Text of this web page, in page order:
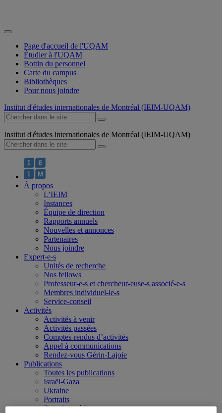
Page d'accueil de l'UQAM
Étudier à l'UQAM
Bottin du personnel
Carte du campus
Bibliothèques
Pour nous joindre
Institut d'études internationales de Montréal (IEIM-UQAM)
Institut d'études internationales de Montréal (IEIM-UQAM)
À propos
L’IEIM
Instances
Équipe de direction
Rapports annuels
Nouvelles et annonces
Partenaires
Nous joindre
Expert-e-s
Unités de recherche
Nos fellows
Professeur-e-s et chercheur-euse-s associé-e-s
Membres individuel-le-s
Service-conseil
Activités
Activités à venir
Activités passées
Comptes-rendus d’activités
Appel à communications
Rendez-vous Gérin-Lajoie
Publications
Toutes les publications
Israël-Gaza
Ukraine
Portraits
Dans les médias